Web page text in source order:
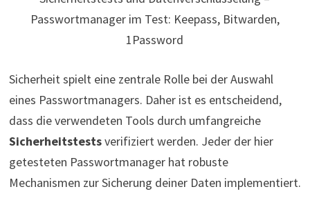
Passwortmanager im Test: Keepass, Bitwarden,
1Password
Sicherheit spielt eine zentrale Rolle bei der Auswahl
eines Passwortmanagers. Daher ist es entscheidend,
dass die verwendeten Tools durch umfangreiche
Sicherheitstestsverifiziert werden. Jeder der hier
getesteten Passwortmanager hat robuste
Mechanismen zur Sicherung deiner Daten implementiert.